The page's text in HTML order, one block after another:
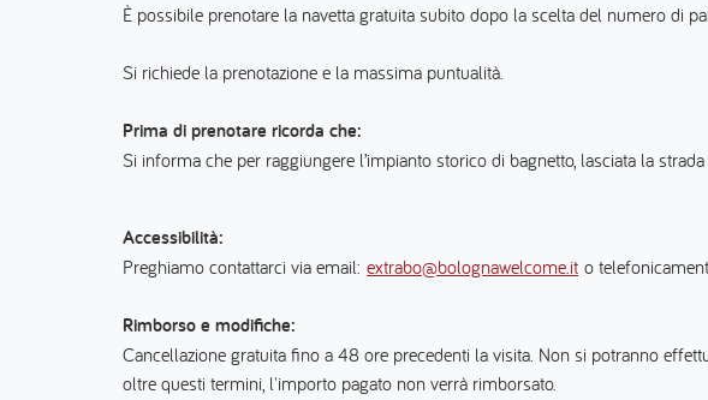
È possibile prenotare la navetta gratuita subito dopo la scelta del numero di
Si richiede la prenotazione e la massima puntualità.
Prima di prenotare ricorda che:
Si informa che per raggiungere l’impianto storico di bagnetto, lasciata la
Accessibilità:
Preghiamo contattarci via email: extrabo@bolognawelcome.it o
Rimborso e modifiche:
Cancellazione gratuita fino a 48 ore precedenti la visita. Non si potranno
oltre questi termini, l'importo pagato non verrà rimborsato.